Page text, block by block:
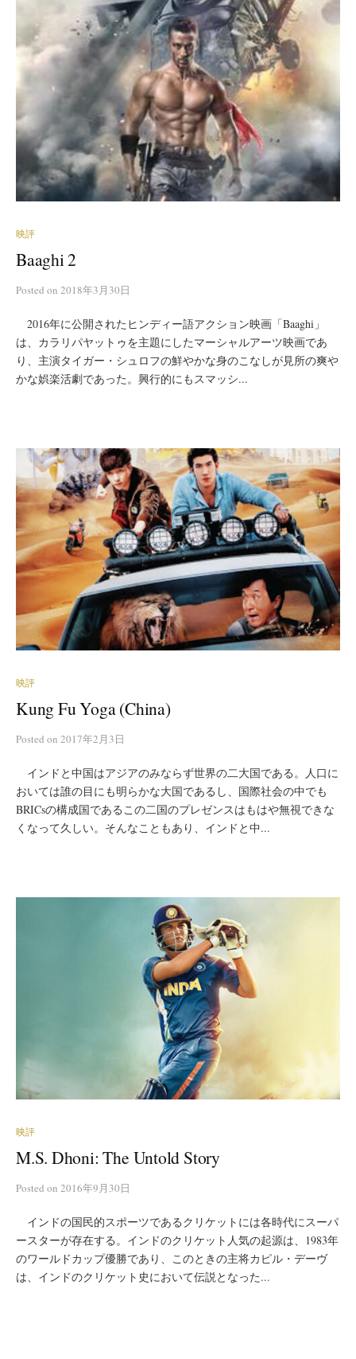
映評
Baaghi 2
Posted on 2018年3月30日
2016年に公開されたヒンディー語アクション映画「Baaghi」
は、カラリパヤットゥを主題にしたマーシャルアーツ映画であ
り、主演タイガー・シュロフの鮮やかな身のこなしが見所の爽や
かな娯楽活劇であった。興行的にもスマッシ...
映評
Kung Fu Yoga (China)
Posted on 2017年2月3日
インドと中国はアジアのみならず世界の二大国である。人口に
おいては誰の目にも明らかな大国であるし、国際社会の中でも
BRICsの構成国であるこの二国のプレゼンスはもはや無視できな
くなって久しい。そんなこともあり、インドと中...
映評
M.S. Dhoni: The Untold Story
Posted on 2016年9月30日
インドの国民的スポーツであるクリケットには各時代にスーパ
ースターが存在する。インドのクリケット人気の起源は、1983年
のワールドカップ優勝であり、このときの主将カピル・デーヴ
は、インドのクリケット史において伝説となった...